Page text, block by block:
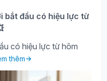
bắt đầu có hiệu lực từ
có hiệu lực từ hôm
thêm